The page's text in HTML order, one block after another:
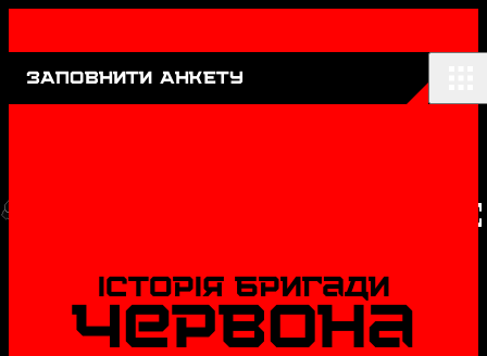
ЗАПОВНИТИ АНКЕТУ
Історія бригади
Червона